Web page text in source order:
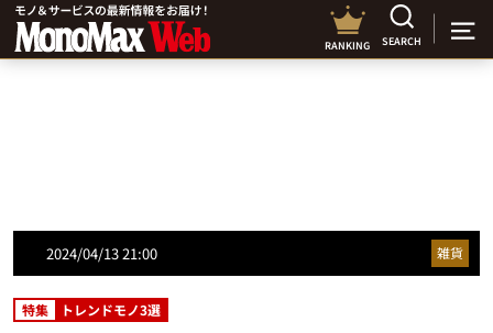
RANKING SEARCH
2024/04/13 21:00 雑貨
特集 トレンドモノ3選